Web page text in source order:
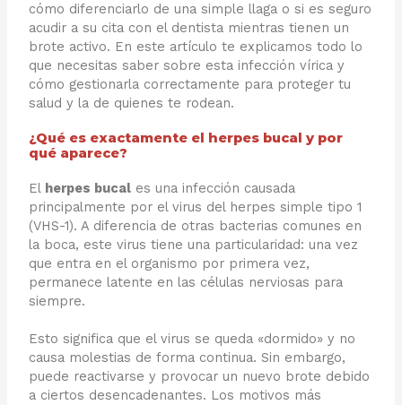
cómo diferenciarlo de una simple llaga o si es seguro
acudir a su cita con el dentista mientras tienen un
brote activo. En este artículo te explicamos todo lo
que necesitas saber sobre esta infección vírica y
cómo gestionarla correctamente para proteger tu
salud y la de quienes te rodean.
¿Qué es exactamente el herpes bucal y por
qué aparece?
El herpes bucal es una infección causada
principalmente por el virus del herpes simple tipo 1
(VHS-1). A diferencia de otras bacterias comunes en
la boca, este virus tiene una particularidad: una vez
que entra en el organismo por primera vez,
permanece latente en las células nerviosas para
siempre.
Esto significa que el virus se queda «dormido» y no
causa molestias de forma continua. Sin embargo,
puede reactivarse y provocar un nuevo brote debido
a ciertos desencadenantes. Los motivos más